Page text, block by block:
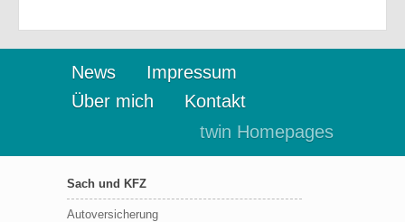
News
Impressum
Über mich
Kontakt
twin Homepages
Sach und KFZ
Autoversicherung